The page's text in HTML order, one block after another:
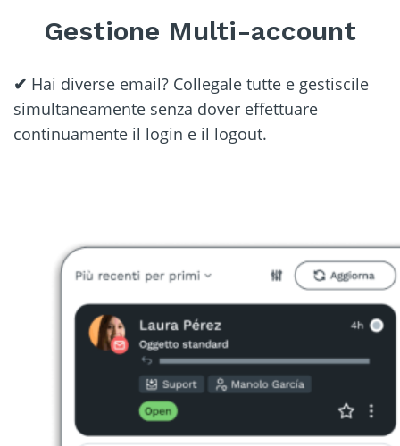
Gestione Multi-account
✔ Hai diverse email? Collegale tutte e gestiscile
simultaneamente senza dover effettuare
continuamente il login e il logout.